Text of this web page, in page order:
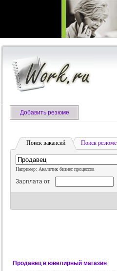
Добавить резюме
Поиск вакансий Поиск резюме
Например: Аналитик бизнес процессов
Зарплата от
Продавец в ювелирный магазин